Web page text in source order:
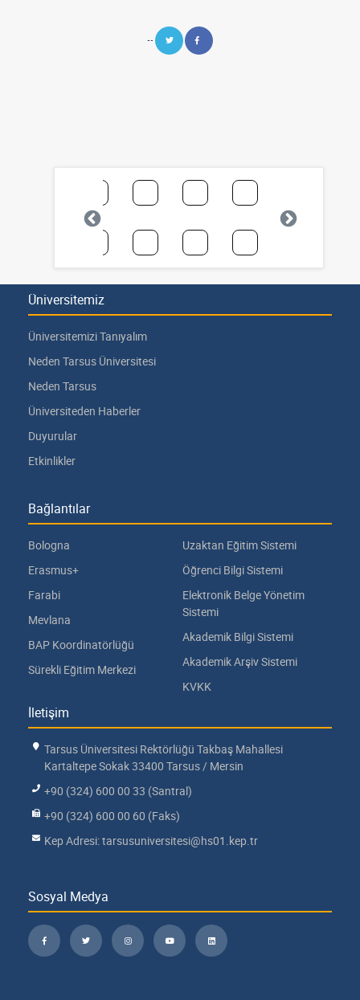
--
Üniversitemiz
Üniversitemizi Tanıyalım
Neden Tarsus Üniversitesi
Neden Tarsus
Üniversiteden Haberler
Duyurular
Etkinlikler
Bağlantılar
Bologna
Erasmus+
Farabi
Mevlana
BAP Koordinatörlüğü
Sürekli Eğitim Merkezi
Uzaktan Eğitim Sistemi
Öğrenci Bilgi Sistemi
Elektronik Belge Yönetim
Sistemi
Akademik Bilgi Sistemi
Akademik Arşiv Sistemi
KVKK
İletişim
Tarsus Üniversitesi Rektörlüğü Takbaş Mahallesi
Kartaltepe Sokak 33400 Tarsus / Mersin
+90 (324) 600 00 33 (Santral)
+90 (324) 600 00 60 (Faks)
Kep Adresi: tarsusuniversitesi@hs01.kep.tr
Sosyal Medya